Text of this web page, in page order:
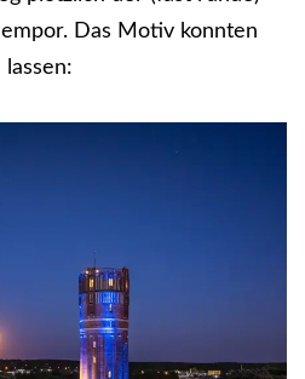
Das Motiv konnten